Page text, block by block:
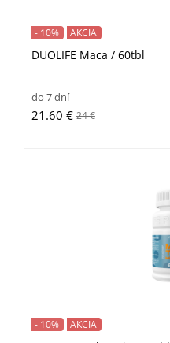
DUOLIFE Maca / 60tbl
- 10% AKCIA
do 7 dní
21.60 € 24 €
- 10% AKCIA